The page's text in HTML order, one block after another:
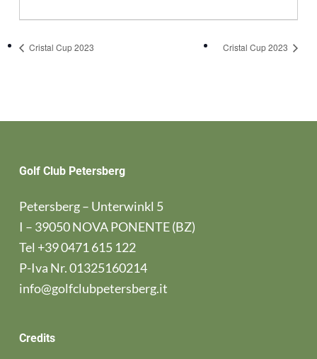
Cristal Cup 2023 Cristal Cup 2023
Golf Club Petersberg
Petersberg – Unterwinkl 5
I – 39050 NOVA PONENTE (BZ)
Tel +39 0471 615 122
P-Iva Nr. 01325160214
info@golfclubpetersberg.it
Credits